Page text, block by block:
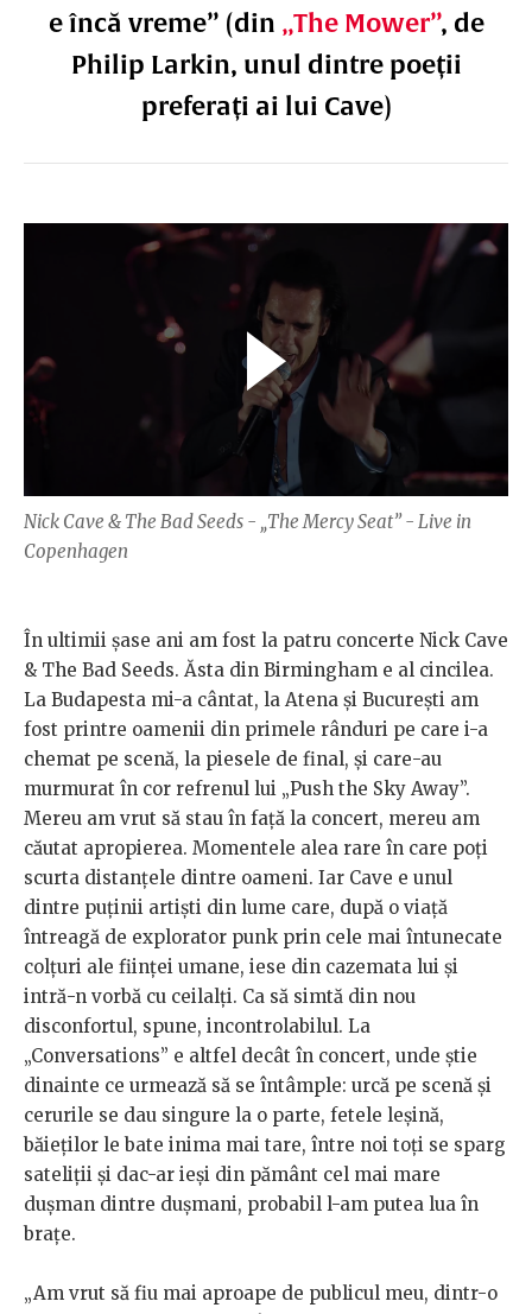
e încă vreme” (din „The Mower”, de
Philip Larkin, unul dintre poeții
preferați ai lui Cave)
Nick Cave & The Bad Seeds - „The Mercy Seat” - Live in
Copenhagen
În ultimii șase ani am fost la patru concerte Nick Cave
& The Bad Seeds. Ăsta din Birmingham e al cincilea.
La Budapesta mi-a cântat, la Atena și București am
fost printre oamenii din primele rânduri pe care i-a
chemat pe scenă, la piesele de final, și care-au
murmurat în cor refrenul lui „Push the Sky Away”.
Mereu am vrut să stau în față la concert, mereu am
căutat apropierea. Momentele alea rare în care poți
scurta distanțele dintre oameni. Iar Cave e unul
dintre puținii artiști din lume care, după o viață
întreagă de explorator punk prin cele mai întunecate
colțuri ale ființei umane, iese din cazemata lui și
intră-n vorbă cu ceilalți. Ca să simtă din nou
disconfortul, spune, incontrolabilul. La
„Conversations” e altfel decât în concert, unde știe
dinainte ce urmează să se întâmple: urcă pe scenă și
cerurile se dau singure la o parte, fetele leșină,
băieților le bate inima mai tare, între noi toți se sparg
sateliții și dac-ar ieși din pământ cel mai mare
dușman dintre dușmani, probabil l-am putea lua în
brațe.
„Am vrut să fiu mai aproape de publicul meu, dintr-o